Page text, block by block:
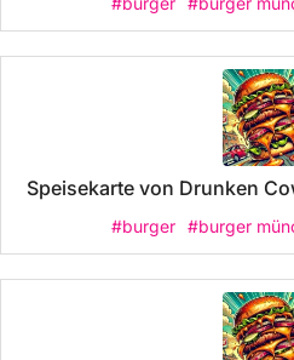
Speisekarte von Drunken
#burger #burger